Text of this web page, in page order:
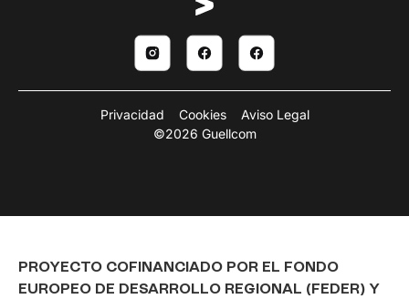
©2026 Guellcom
Privacidad Cookies Aviso Legal
PROYECTO COFINANCIADO POR EL FONDO
EUROPEO DE DESARROLLO REGIONAL (FEDER) Y